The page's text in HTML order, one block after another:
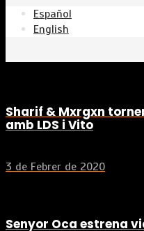
Español
English
Sharif & Mxrgxn
amb LDS i Vito
3 de Febrer de 2020
Senyor Oca estrena